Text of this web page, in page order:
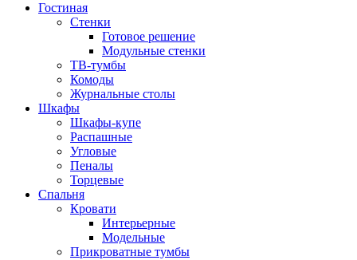
Гостиная
Стенки
Готовое решение
Модульные стенки
ТВ-тумбы
Комоды
Журнальные столы
Шкафы
Шкафы-купе
Распашные
Угловые
Пеналы
Торцевые
Спальня
Кровати
Интерьерные
Модельные
Прикроватные тумбы